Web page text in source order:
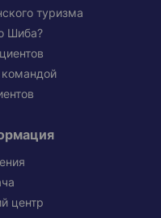
туризма
Шиба?
командой
центр